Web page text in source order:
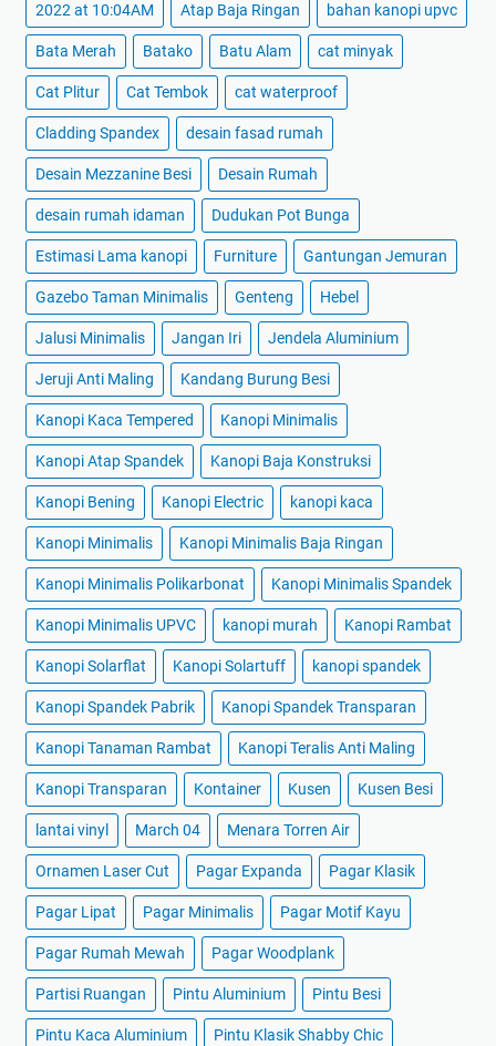
2022 at 10:04AM Atap Baja Ringan bahan kanopi upvc
Bata Merah Batako Batu Alam cat minyak
Cat Plitur Cat Tembok cat waterproof
Cladding Spandex desain fasad rumah
Desain Mezzanine Besi Desain Rumah
desain rumah idaman Dudukan Pot Bunga
Estimasi Lama kanopi Furniture Gantungan Jemuran
Gazebo Taman Minimalis Genteng Hebel
Jalusi Minimalis Jangan Iri Jendela Aluminium
Jeruji Anti Maling Kandang Burung Besi
Kanopi Kaca Tempered Kanopi Minimalis
Kanopi Atap Spandek Kanopi Baja Konstruksi
Kanopi Bening Kanopi Electric kanopi kaca
Kanopi Minimalis Kanopi Minimalis Baja Ringan
Kanopi Minimalis Polikarbonat Kanopi Minimalis Spandek
Kanopi Minimalis UPVC kanopi murah Kanopi Rambat
Kanopi Solarflat Kanopi Solartuff kanopi spandek
Kanopi Spandek Pabrik Kanopi Spandek Transparan
Kanopi Tanaman Rambat Kanopi Teralis Anti Maling
Kanopi Transparan Kontainer Kusen Kusen Besi
lantai vinyl March 04 Menara Torren Air
Ornamen Laser Cut Pagar Expanda Pagar Klasik
Pagar Lipat Pagar Minimalis Pagar Motif Kayu
Pagar Rumah Mewah Pagar Woodplank
Partisi Ruangan Pintu Aluminium Pintu Besi
Pintu Kaca Aluminium Pintu Klasik Shabby Chic